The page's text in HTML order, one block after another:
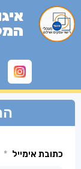
כתובת אימייל *